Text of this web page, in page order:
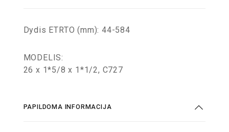
Dydis ETRTO (mm): 44-584
MODELIS:
26 x 1*5/8 x 1*1/2, C727
PAPILDOMA INFORMACIJA